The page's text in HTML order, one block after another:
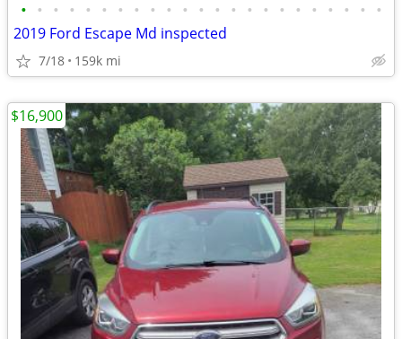
• • • • • • • • • • • • • • • • • • • • • • •
2019 Ford Escape Md inspected
7/18 159k mi
$16,900